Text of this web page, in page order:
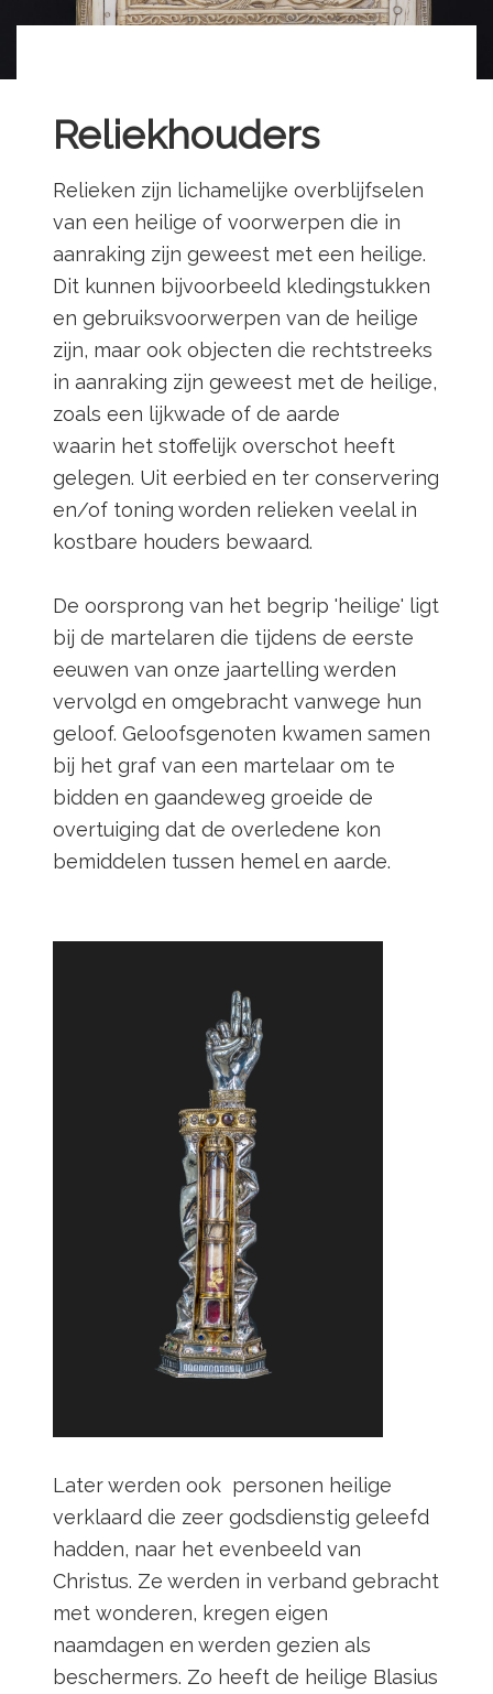
Reliekhouders
Relieken zijn lichamelijke overblijfselen
van een heilige of voorwerpen die in
aanraking zijn geweest met een heilige.
Dit kunnen bijvoorbeeld kledingstukken
en gebruiksvoorwerpen van de heilige
zijn, maar ook objecten die rechtstreeks
in aanraking zijn geweest met de heilige,
zoals een lijkwade of de aarde
waarin het stoffelijk overschot heeft
gelegen. Uit eerbied en ter conservering
en/of toning worden relieken veelal in
kostbare houders bewaard.
De oorsprong van het begrip 'heilige' ligt
bij de martelaren die tijdens de eerste
eeuwen van onze jaartelling werden
vervolgd en omgebracht vanwege hun
geloof. Geloofsgenoten kwamen samen
bij het graf van een martelaar om te
bidden en gaandeweg groeide de
overtuiging dat de overledene kon
bemiddelen tussen hemel en aarde.
Later werden ook personen heilige
verklaard die zeer godsdienstig geleefd
hadden, naar het evenbeeld van
Christus. Ze werden in verband gebracht
met wonderen, kregen eigen
naamdagen en werden gezien als
beschermers. Zo heeft de heilige Blasius